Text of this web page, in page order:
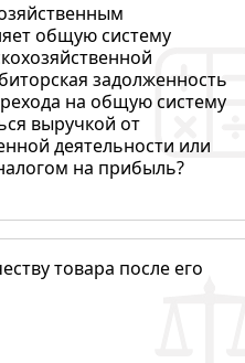
общую систему
задолженность
на общую систему
выручкой от
деятельности или
на прибыль?
товара после его